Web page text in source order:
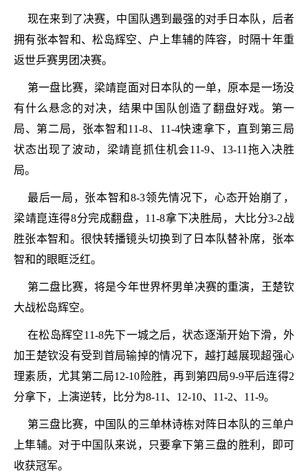
现在来到了决赛，中国队遇到最强的对手日本队，后者
拥有张本智和、松岛辉空、户上隼辅的阵容，时隔十年重
返世乒赛男团决赛。
第一盘比赛，梁靖崑面对日本队的一单，原本是一场没
有什么悬念的对决，结果中国队创造了翻盘好戏。第一
局、第二局，张本智和11-8、11-4快速拿下，直到第三局
状态出现了波动，梁靖崑抓住机会11-9、13-11拖入决胜
局。
最后一局，张本智和8-3领先情况下，心态开始崩了，
梁靖崑连得8分完成翻盘，11-8拿下决胜局，大比分3-2战
胜张本智和。很快转播镜头切换到了日本队替补席，张本
智和的眼眶泛红。
第二盘比赛，将是今年世界杯男单决赛的重演，王楚钦
大战松岛辉空。
在松岛辉空11-8先下一城之后，状态逐渐开始下滑，外
加王楚钦没有受到首局输掉的情况下，越打越展现超强心
理素质，尤其第二局12-10险胜，再到第四局9-9平后连得2
分拿下，上演逆转，比分为8-11、12-10、11-2、11-9。
第三盘比赛，中国队的三单林诗栋对阵日本队的三单户
上隼辅。对于中国队来说，只要拿下第三盘的胜利，即可
收获冠军。